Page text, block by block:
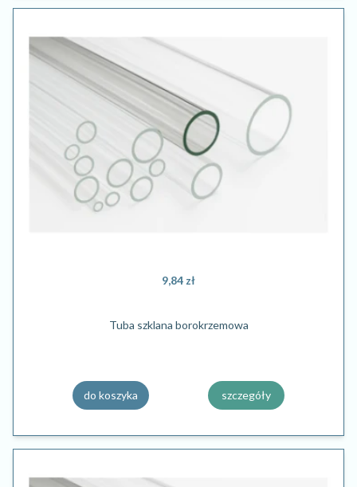
9,84 zł
Tuba szklana borokrzemowa
do koszyka szczegóły